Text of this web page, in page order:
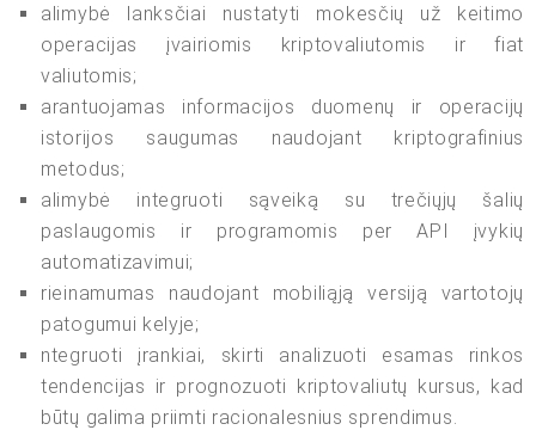
alimybė lanksčiai nustatyti mokesčių už keitimo
operacijas įvairiomis kriptovaliutomis ir fiat
valiutomis;
arantuojamas informacijos duomenų ir operacijų
istorijos saugumas naudojant kriptografinius
metodus;
alimybė integruoti sąveiką su trečiųjų šalių
paslaugomis ir programomis per API įvykių
automatizavimui;
rieinamumas naudojant mobiliąją versiją vartotojų
patogumui kelyje;
ntegruoti įrankiai, skirti analizuoti esamas rinkos
tendencijas ir prognozuoti kriptovaliutų kursus, kad
būtų galima priimti racionalesnius sprendimus.